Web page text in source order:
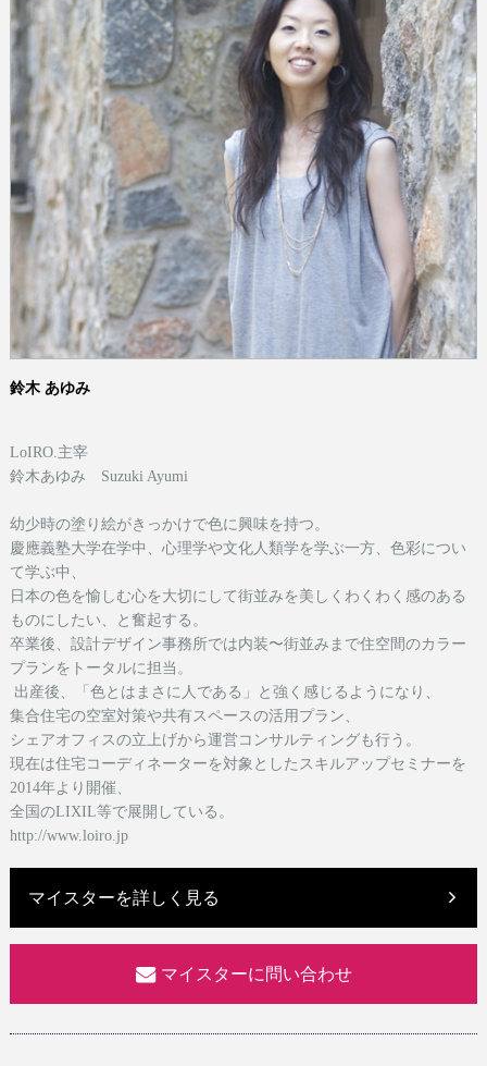
鈴木 あゆみ
LoIRO.主宰
鈴木あゆみ Suzuki Ayumi
幼少時の塗り絵がきっかけで色に興味を持つ。
慶應義塾大学在学中、心理学や文化人類学を学ぶ一方、色彩につい
て学ぶ中、
日本の色を愉しむ心を大切にして街並みを美しくわくわく感のある
ものにしたい、と奮起する。
卒業後、設計デザイン事務所では内装〜街並みまで住空間のカラー
プランをトータルに担当。
出産後、「色とはまさに人である」と強く感じるようになり、
集合住宅の空室対策や共有スペースの活用プラン、
シェアオフィスの立上げから運営コンサルティングも行う。
現在は住宅コーディネーターを対象としたスキルアップセミナーを
2014年より開催、
全国のLIXIL等で展開している。
http://www.loiro.jp
マイスターを詳しく見る
マイスターに問い合わせ